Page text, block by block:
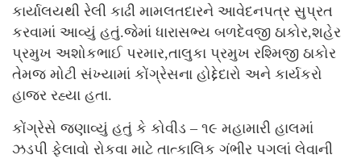
કાર્યાલયથી રેલી કાઢી મામલતદારને આવેદનપત્ર સુપ્રત
કરવામાં આવ્યું હતું.જેમાં ધારાસભ્ય બળદેવજી ઠાકોર,શહેર
પ્રમુખ અશોકભાઈ પરમાર,તાલુકા પ્રમુખ રશ્મિજી ઠાકોર
તેમજ મોટી સંખ્યામાં કોંગ્રેસના હોદ્દેદારો અને કાર્યકરો
હાજર રહ્યા હતા.
કોંગ્રેસે જણાવ્યું હતું કે કોવીડ – ૧૯ મહામારી હાલમાં
ઝડપી ફેલાવો રોકવા માટે તાત્કાલિક ગંભીર પગલાં લેવાની